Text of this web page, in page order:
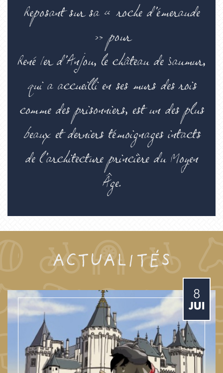
Reposant sur sa « roche d’émeraude
» pour
René Ier d’Anjou, le château de Saumur,
qui a accueilli en ses murs des rois
comme des prisonniers, est un des plus
beaux et derniers témoignages intacts
de l’architecture princière du Moyen
Âge.
ACTUALITÉS
8
JUI